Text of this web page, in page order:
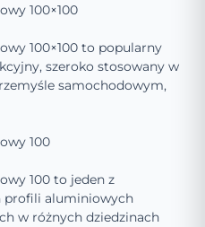
100×100
100×100 to popularny
szeroko stosowany w
samochodowym,
100
100 to jeden z
profili aluminiowych
w różnych dziedzinach